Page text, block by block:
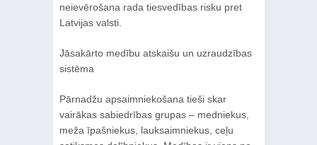
neievērošana rada tiesvedības risku pret
Latvijas valsti.
Jāsakārto medību atskaišu un uzraudzības
sistēma
Pārnadžu apsaimniekošana tieši skar
vairākas sabiedrības grupas – medniekus,
meža īpašniekus, lauksaimniekus, ceļu